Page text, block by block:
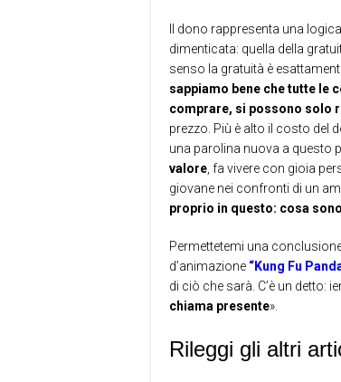
Il dono rappresenta una
dimenticata: quella della
senso la gratuità è
sappiamo bene che tutte le
comprare, si possono solo
prezzo. Più è alto il costo del
una parolina nuova a questo
valore, fa vivere con gioia
giovane nei confronti di un
proprio in questo: cosa
Permettetemi una
d’animazione “Kung Fu
di ciò che sarà. C’è un detto:
chiama presente».
Rileggi gli altri